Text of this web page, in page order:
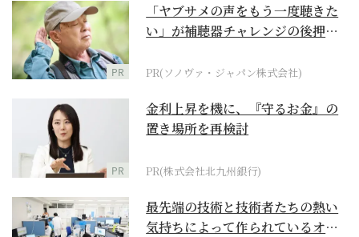
PR
「ヤブサメの声をもう一度聴きた
い」が補聴器チャレンジの後押し
PR(ソノヴァ・ジャパン株式会社)
PR
金利上昇を機に、『守るお金』の
置き場所を再検討
PR(株式会社北九州銀行)
最先端の技術と技術者たちの熱い
気持ちによって作られているオー